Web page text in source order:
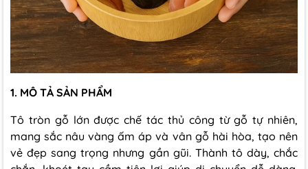
1. MÔ TẢ SẢN PHẨM
Tô tròn gỗ lớn được chế tác thủ công từ gỗ tự nhiên,
mang sắc nâu vàng ấm áp và vân gỗ hài hòa, tạo nên
vẻ đẹp sang trọng nhưng gần gũi. Thành tô dày, chắc